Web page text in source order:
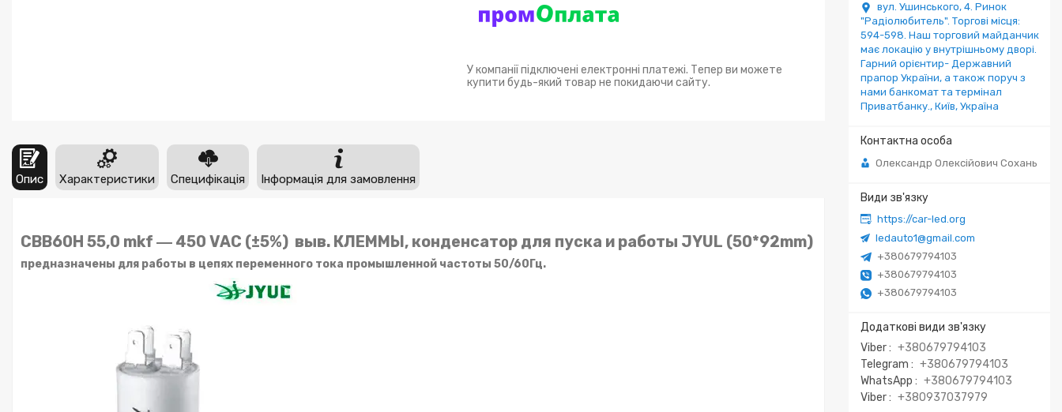
вул. Ушинського, 4. Ринок
"Радіолюбитель". Торгові місця:
594-598. Наш торговий майданчик
має локацію у внутрішньому дворі.
Гарний орієнтир- Державний
прапор України, а також поруч з
нами банкомат та термінал
Приватбанку., Київ, Україна
Олександр Олексійович Сохань
https://car-led.org
ledauto1@gmail.com
+380679794103
+380679794103
+380679794103
Viber
+380679794103
Telegram
+380679794103
WhatsApp
+380679794103
Viber
+380937037979
У компанії підключені електронні платежі. Тепер ви можете
купити будь-який товар не покидаючи сайту.
Опис Характеристики Специфікація Інформація для замовлення
CBB60H 55,0 mkf ― 450 VAC (±5%) выв. КЛЕММЫ, конденсатор для пуска и работы JYUL (50*92mm)​
предназначены для работы в цепях переменного тока промышленной частоты 50/60Гц.